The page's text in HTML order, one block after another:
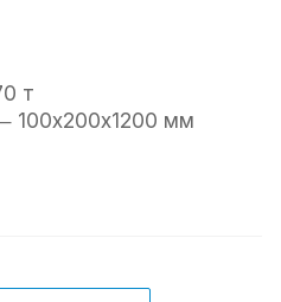
т
100х200х1200 мм